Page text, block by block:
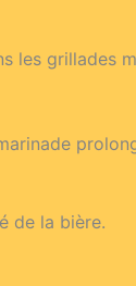
les grillades
de la bière.